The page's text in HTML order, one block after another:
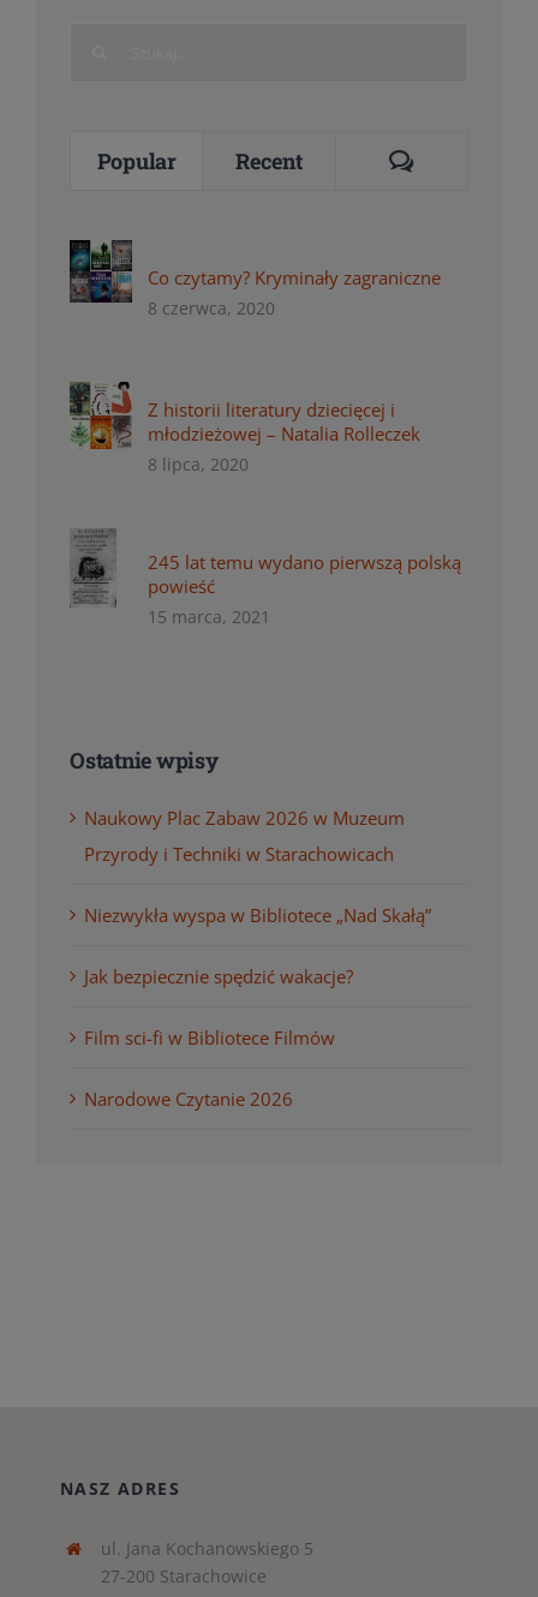
Popular Recent Comments
Co czytamy? Kryminały zagraniczne
8 czerwca, 2020
Z historii literatury dziecięcej i
młodzieżowej – Natalia Rolleczek
8 lipca, 2020
245 lat temu wydano pierwszą polską
powieść
15 marca, 2021
Ostatnie wpisy
Naukowy Plac Zabaw 2026 w Muzeum
Przyrody i Techniki w Starachowicach
Niezwykła wyspa w Bibliotece „Nad Skałą”
Jak bezpiecznie spędzić wakacje?
Film sci-fi w Bibliotece Filmów
Narodowe Czytanie 2026
NASZ ADRES
ul. Jana Kochanowskiego 5
27-200 Starachowice